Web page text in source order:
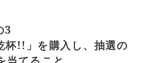
3
杯!!」を購入し、抽選の